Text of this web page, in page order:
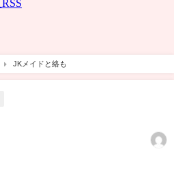
JKメイドと絡も